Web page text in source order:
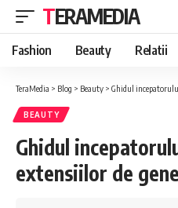
TERAMEDIA
Fashion Beauty Relatii
TeraMedia > Blog > Beauty > Ghidul
BEAUTY
Ghidul
extensiilor de